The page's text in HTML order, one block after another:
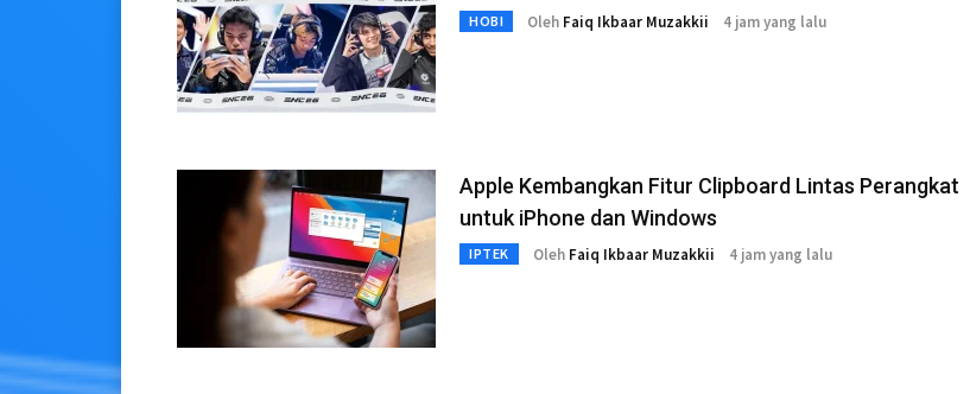
HOBI Oleh Faiq Ikbaar Muzakkii 4 jam yang lalu
Apple Kembangkan Fitur Clipboard Lintas Perangkat
untuk iPhone dan Windows
IPTEK Oleh Faiq Ikbaar Muzakkii 4 jam yang lalu